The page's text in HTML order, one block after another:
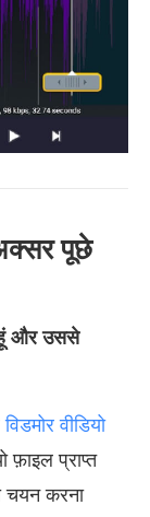
पूछे
हूं और उससे
विडमोर वीडियो
प्राप्त
चयन करना